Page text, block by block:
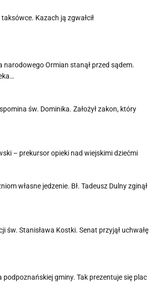
taksówce. Kazach ją zgwałcił
narodowego Ormian stanął przed sądem.
św. Dominika. Założył zakon, który
– prekursor opieki nad wiejskimi dziećmi
własne jedzenie. Bł. Tadeusz Dulny zginął
św. Stanisława Kostki. Senat przyjął uchwałę
gminy. Tak prezentuje się plac